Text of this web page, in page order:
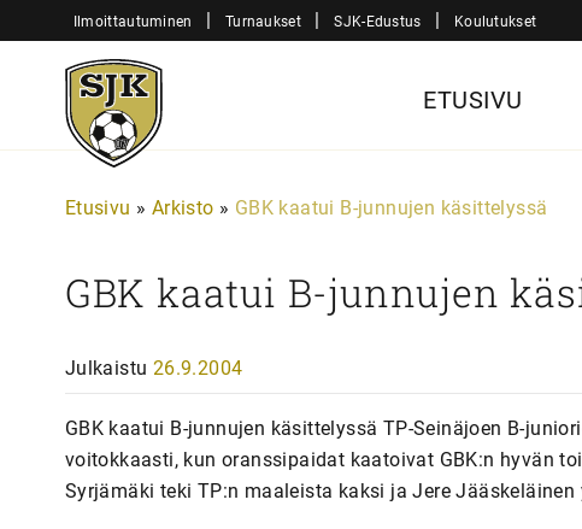
sisältöön
Ilmoittautuminen | Turnaukset | SJK-Edustus | Koulutukset
Sjk-
Juniorit
ETUSIVU
Etusivu » Arkisto » GBK kaatui B-junnujen käsittelyssä
GBK kaatui B-junnujen
Julkaistu 26.9.2004
GBK kaatui B-junnujen käsittelyssä TP-Seinäjoen B-
voitokkaasti, kun oranssipaidat kaatoivat GBK:n hyvän
Syrjämäki teki TP:n maaleista kaksi ja Jere Jääskeläinen